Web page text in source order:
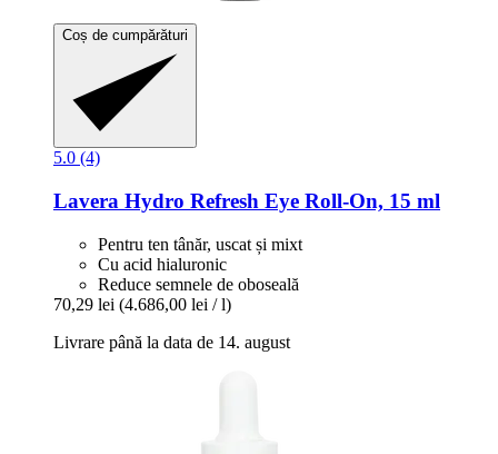
Coș de cumpărături
5.0 (4)
Lavera Hydro Refresh Eye Roll-​On, 15 ml
Pentru ten tânăr, uscat și mixt
Cu acid hialuronic
Reduce semnele de oboseală
70,29 lei (4.686,00 lei / l)
Livrare până la data de 14. august